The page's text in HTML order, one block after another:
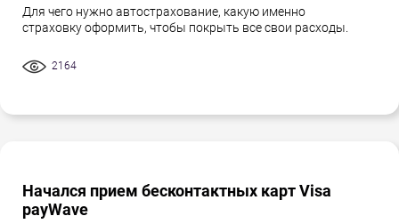
Для чего нужно автострахование, какую именно
страховку оформить, чтобы покрыть все свои расходы.
2164
Начался прием бесконтактных карт Visa
payWave